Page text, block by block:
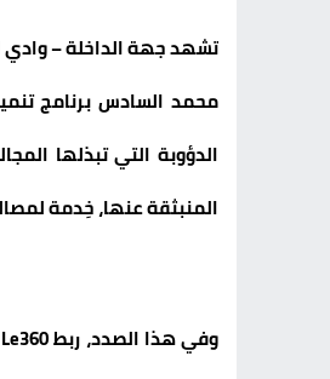
تشهد جهة الداخلة – وادي
الدؤوبة التي تبذلها
المنبثقة عنها، خِدمة